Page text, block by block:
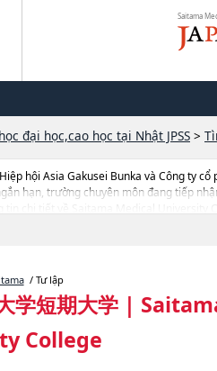
Saitama
đại học,cao học tại Nhật JPSS >
hội Asia Gakusei Bunka và Công ty cổ
hạn, trường chuyên môn đang tiếp
tin chi tiết về Saitama Medical
/ Tư lập
学短期大学 |
College